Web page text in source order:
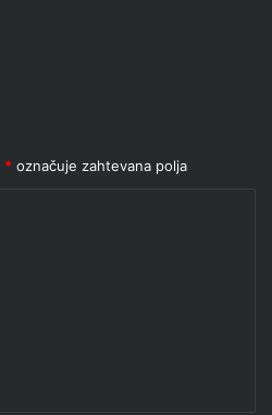
* označuje zahtevana polja